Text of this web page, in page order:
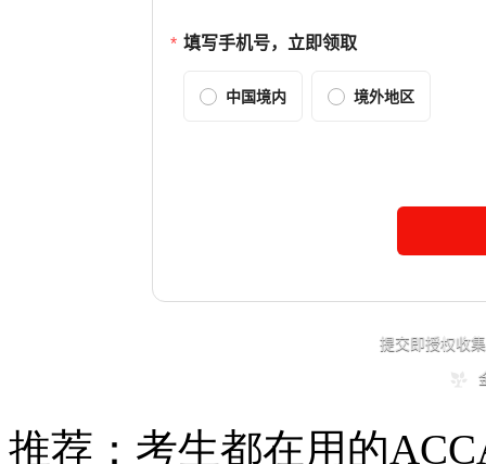
推荐：考生都在用的